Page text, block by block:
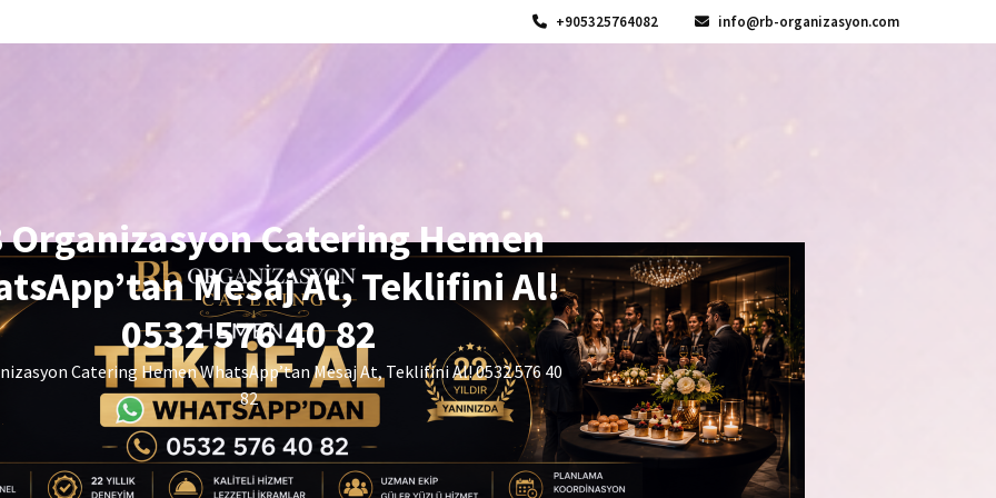
+905325764082 info@rb-organizasyon.com
Organizasyon Catering Hemen
Mesaj At, Teklifini Al!
0532 576 40 82
Catering Hemen WhatsApp’tan Mesaj At, Teklifini Al! 0532 576 40
82